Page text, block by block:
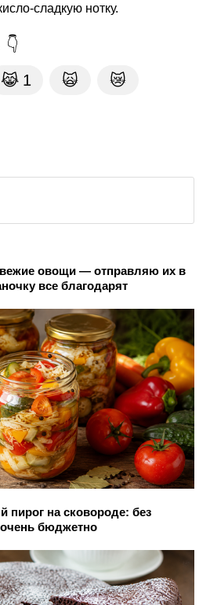
сладкую нотку.
😹 1 🙀 😿
овощи — отправляю их в
все благодарят
на сковороде: без
бюджетно